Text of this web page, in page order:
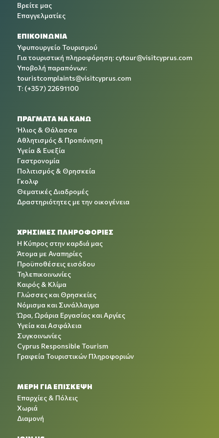
Βρείτε μας
Επαγγελματίες
ΕΠΙΚΟΙΝΩΝΙΑ
Υφυπουργείο Τουρισμού
Για τουριστική πληροφόρηση: cytour@visitcyprus.com
Υποβολή παραπόνων:
touristcomplaints@visitcyprus.com
T: (+357) 22691100
ΠΡΑΓΜΑΤΑ ΝΑ ΚΑΝΩ
Ήλιος & Θάλασσα
Αθλητισμός & Προπόνηση
Υγεία & Ευεξία
Γαστρονομία
Πολιτισμός & Θρησκεία
Γκολφ
Θεματικές Διαδρομές
Δραστηριότητες με την οικογένεια
ΧΡΉΣΙΜΕΣ ΠΛΗΡΟΦΟΡΊΕΣ
Η Κύπρος στην καρδιά μας
Άτομα με Αναπηρίες
Προϋποθέσεις εισόδου
Τηλεπικοινωνίες
Καιρός & Κλίμα
Γλώσσες και Θρησκείες
Νόμισμα και Συνάλλαγμα
Ώρα, Ωράρια Εργασίας και Αργίες
Υγεία και Ασφάλεια
Συγκοινωνίες
Cyprus Responsible Tourism
Γραφεία Τουριστικών Πληροφοριών
ΜΕΡΗ ΓΙΑ ΕΠΙΣΚΕΨΗ
Επαρχίες & Πόλεις
Χωριά
Διαμονή